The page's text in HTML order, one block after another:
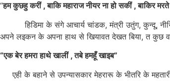
“हम कुछहु करीं , बाकि महाराज नीयर ना हो सकीं , बाकिर
हिडिमा के संगे आचार्य चांडक, मंत्री उतुंग, कुन्दू,
अपने लइकन के अपना हाथ से खियावत देखत बिया, त कुछ
“एक बेर हमरा हाथे खालीं , तबे हमहूँ खाइब”
एही के बहाने से उपन्यासकार मेहरारू के भीतरि के